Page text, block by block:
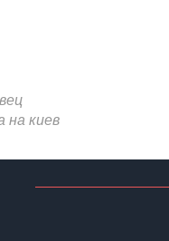
на киев